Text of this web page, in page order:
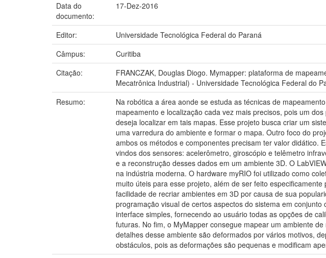
Data do
documento:
17-Dez-2016
Editor:
Universidade Tecnológica Federal do Paraná
Câmpus:
Curitiba
Citação:
FRANCZAK, Douglas Diogo. Mymapper: plataforma de
Mecatrônica Industrial) - Universidade Tecnológica Federal do
Resumo:
Na robótica a área aonde se estuda as técnicas de
mapeamento e localização cada vez mais precisos, pois um
deseja localizar em tais mapas. Esse projeto busca criar um
uma varredura do ambiente e formar o mapa. Outro foco do
ambos os métodos e componentes precisam ter valor didático.
vindos dos sensores: acelerômetro, giroscópio e telêmetro
e a reconstrução desses dados em um ambiente 3D. O
na indústria moderna. O hardware myRIO foi utilizado como
muito úteis para esse projeto, além de ser feito
facilidade de recriar ambientes em 3D por causa de sua
programação visual de certos aspectos do sistema em
interface simples, fornecendo ao usuário todas as opções de
futuras. No fim, o MyMapper consegue mapear um ambiente
detalhes desse ambiente são deformados por vários motivos,
obstáculos, pois as deformações são pequenas e modificam